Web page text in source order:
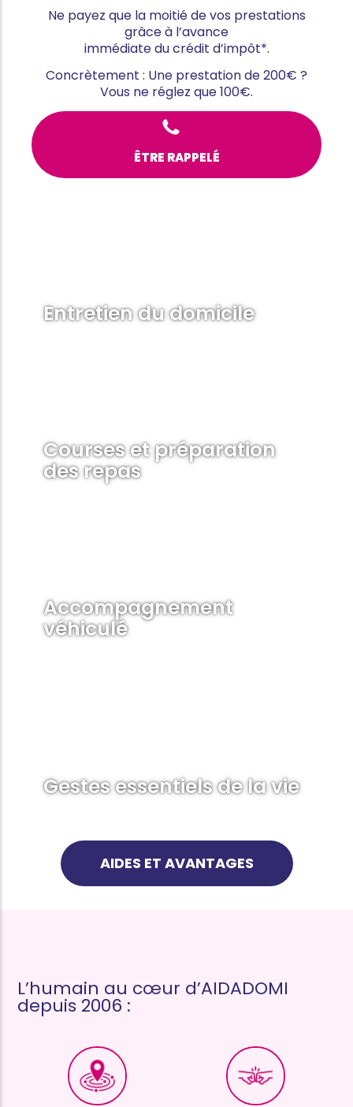
Ne payez que la moitié de vos prestations
grâce à l’avance
immédiate du crédit d’impôt*.
Concrètement : Une prestation de 200€ ?
Vous ne réglez que 100€.
ÊTRE RAPPELÉ
Entretien du domicile
Courses et préparation
des repas
Accompagnement
véhiculé
Gestes essentiels de la vie
AIDES ET AVANTAGES
L’humain au cœur d’AIDADOMI
depuis 2006 :